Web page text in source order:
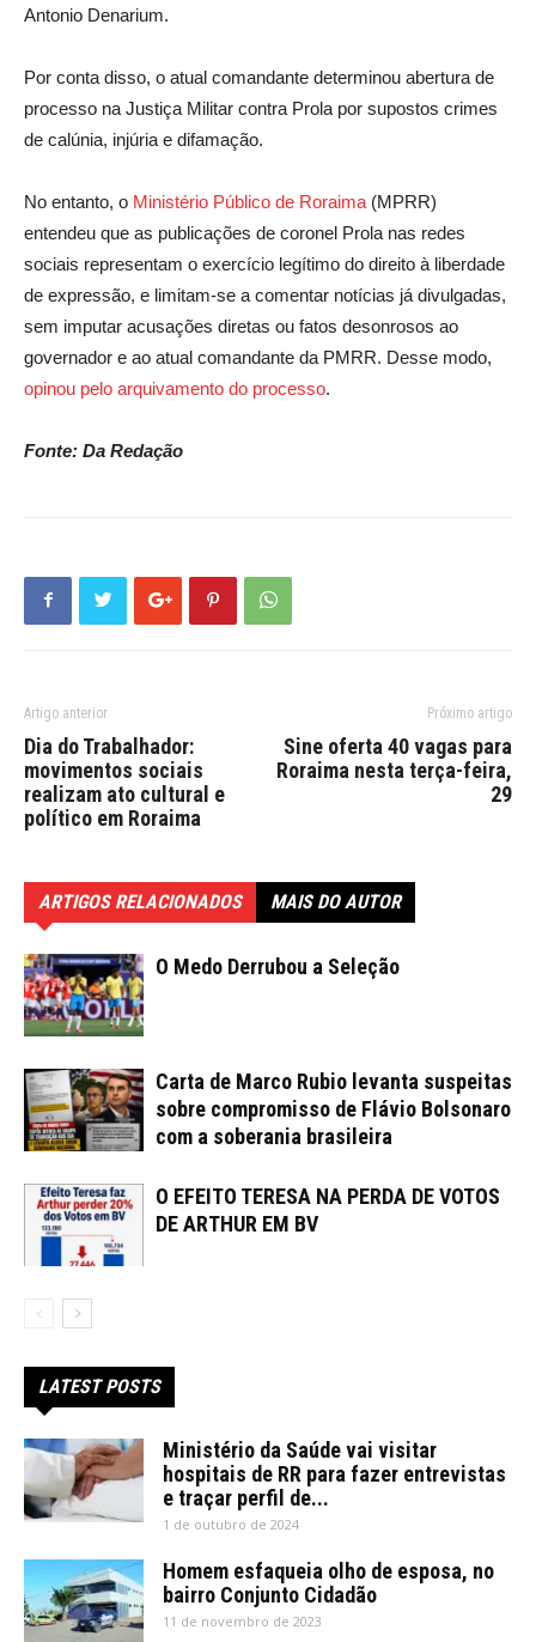
Antonio Denarium.
Por conta disso, o atual comandante determinou abertura de
processo na Justiça Militar contra Prola por supostos crimes
de calúnia, injúria e difamação.
No entanto, o Ministério Público de Roraima (MPRR)
entendeu que as publicações de coronel Prola nas redes
sociais representam o exercício legítimo do direito à liberdade
de expressão, e limitam-se a comentar notícias já divulgadas,
sem imputar acusações diretas ou fatos desonrosos ao
governador e ao atual comandante da PMRR. Desse modo,
opinou pelo arquivamento do processo.
Fonte: Da Redação
Artigo anterior
Dia do Trabalhador:
movimentos sociais
realizam ato cultural e
político em Roraima
Próximo artigo
Sine oferta 40 vagas para
Roraima nesta terça-feira,
29
ARTIGOS RELACIONADOS MAIS DO AUTOR
O Medo Derrubou a Seleção
Carta de Marco Rubio levanta suspeitas
sobre compromisso de Flávio Bolsonaro
com a soberania brasileira
O EFEITO TERESA NA PERDA DE VOTOS
DE ARTHUR EM BV
LATEST POSTS
Ministério da Saúde vai visitar
hospitais de RR para fazer entrevistas
e traçar perfil de...
1 de outubro de 2024
Homem esfaqueia olho de esposa, no
bairro Conjunto Cidadão
11 de novembro de 2023